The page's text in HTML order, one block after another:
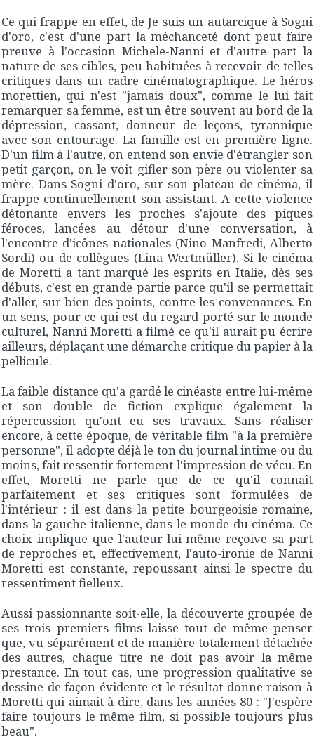
Ce qui frappe en effet, deJe suis un autarcique à Sogni
d'oro, c'est d'une part la méchanceté dont peut faire
preuve à l'occasion Michele-Nanni et d'autre part la
nature de ses cibles, peu habituées à recevoir de telles
critiques dans un cadre cinématographique. Le héros
morettien, qui n'est "jamais doux", comme le lui fait
remarquer sa femme, est un être souvent au bord de la
dépression, cassant, donneur de leçons, tyrannique
avec son entourage. La famille est en première ligne.
D'un film à l'autre, on entend son envie d'étrangler son
petit garçon, on le voit gifler son père ou violenter sa
mère. Dans Sogni d'oro, sur son plateau de cinéma, il
frappe continuellement son assistant. A cette violence
détonante envers les proches s'ajoute des piques
féroces, lancées au détour d'une conversation, à
l'encontre d'icônes nationales (Nino Manfredi, Alberto
Sordi) ou de collègues (Lina Wertmüller). Si le cinéma
de Moretti a tant marqué les esprits en Italie, dès ses
débuts, c'est en grande partie parce qu'il se permettait
d'aller, sur bien des points, contre les convenances. En
un sens, pour ce qui est du regard porté sur le monde
culturel, Nanni Moretti a filmé ce qu'il aurait pu écrire
ailleurs, déplaçant une démarche critique du papier à la
pellicule.
La faible distance qu'a gardé le cinéaste entre lui-même
et son double de fiction explique également la
répercussion qu'ont eu ses travaux. Sans réaliser
encore, à cette époque, de véritable film "à la première
personne", il adopte déjà le ton du journal intime ou du
moins, fait ressentir fortement l'impression de vécu. En
effet, Moretti ne parle que de ce qu'il connaît
parfaitement et ses critiques sont formulées de
l'intérieur : il est dans la petite bourgeoisie romaine,
dans la gauche italienne, dans le monde du cinéma. Ce
choix implique que l'auteur lui-même reçoive sa part
de reproches et, effectivement, l'auto-ironie de Nanni
Moretti est constante, repoussant ainsi le spectre du
ressentiment fielleux.
Aussi passionnante soit-elle, la découverte groupée de
ses trois premiers films laisse tout de même penser
que, vu séparément et de manière totalement détachée
des autres, chaque titre ne doit pas avoir la même
prestance. En tout cas, une progression qualitative se
dessine de façon évidente et le résultat donne raison à
Moretti qui aimait à dire, dans les années 80 : "J'espère
faire toujours le même film, si possible toujours plus
beau".